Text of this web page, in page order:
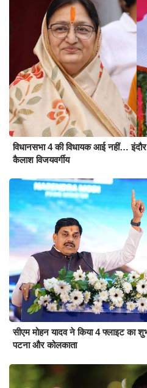
विधानसभा 4 की विधायक आई नहीं… इंदौर
कैलाश विजयवर्गीय
सीएम मोहन यादव ने किया 4 फ्लाइट
पटना और कोलकाता